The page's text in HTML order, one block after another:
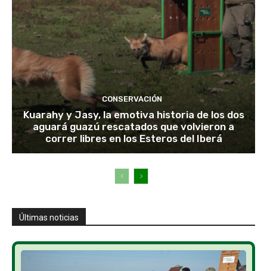
CONSERVACIÓN
Kuarahy y Jasy, la emotiva historia de los dos
aguará guazú rescatados que volvieron a
correr libres en los Esteros del Iberá
Últimas noticias